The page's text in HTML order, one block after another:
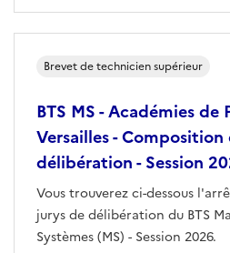
BTS MS - Académies de
Versailles - Composition
délibération - Session
Vous trouverez ci-dessous
jurys de délibération du BTS
Systèmes (MS) - Session 2026.
Brevet de technicien supérieur